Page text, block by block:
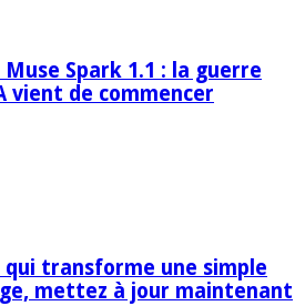
Spark 1.1 : la guerre
vient de commencer
qui transforme une simple
mettez à jour maintenant